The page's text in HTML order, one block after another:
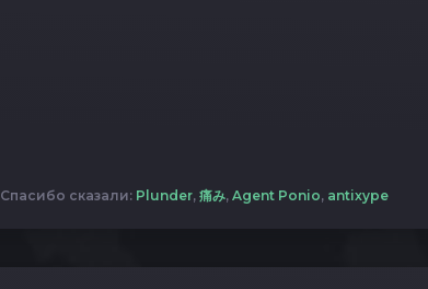
Спасибо сказали: Plunder, 痛み, Agent Ponio, antixype